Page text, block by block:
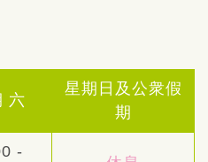
六
星期日及公衆假
期
-